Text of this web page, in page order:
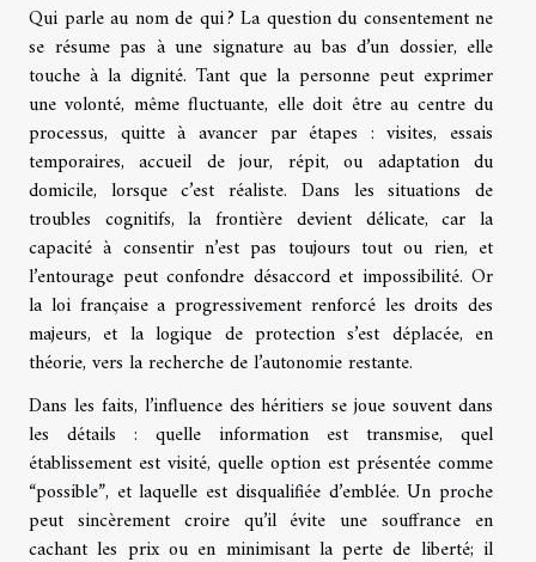
Qui parle au nom de qui ? La question du consentement ne
se résume pas à une signature au bas d’un dossier, elle
touche à la dignité. Tant que la personne peut exprimer
une volonté, même fluctuante, elle doit être au centre du
processus, quitte à avancer par étapes : visites, essais
temporaires, accueil de jour, répit, ou adaptation du
domicile, lorsque c’est réaliste. Dans les situations de
troubles cognitifs, la frontière devient délicate, car la
capacité à consentir n’est pas toujours tout ou rien, et
l’entourage peut confondre désaccord et impossibilité. Or
la loi française a progressivement renforcé les droits des
majeurs, et la logique de protection s’est déplacée, en
théorie, vers la recherche de l’autonomie restante.
Dans les faits, l’influence des héritiers se joue souvent dans
les détails : quelle information est transmise, quel
établissement est visité, quelle option est présentée comme
“possible”, et laquelle est disqualifiée d’emblée. Un proche
peut sincèrement croire qu’il évite une souffrance en
cachant les prix ou en minimisant la perte de liberté; il